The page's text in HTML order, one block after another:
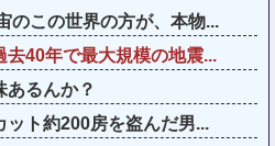
のこの世界の方が、本物...
40年で最大規模の地震...
あるんか？
ット約200房を盗んだ男...